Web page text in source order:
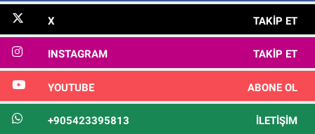
X TAKIP ET
INSTAGRAM TAKIP ET
YOUTUBE ABONE OL
+905423395813 İLETIŞIM